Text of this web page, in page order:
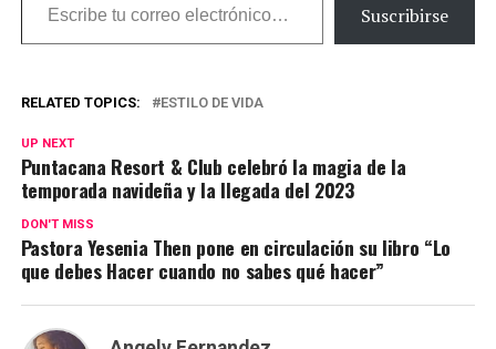
Suscribirse
RELATED TOPICS: ESTILO DE VIDA
UP NEXT
Puntacana Resort & Club celebró la magia de la
temporada navideña y la llegada del 2023
DON'T MISS
Pastora Yesenia Then pone en circulación su libro “Lo
que debes Hacer cuando no sabes qué hacer”